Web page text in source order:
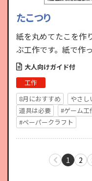
たこつり
紙を丸めてたこを作
ぶ工作です。紙で作
に引っ掛けてたこを
錯誤が必要。友達と…
大人向けガイド付
工作
8月におすすめ
やさし
道具は必要
#ゲーム工
#ペーパークラフト
1 2